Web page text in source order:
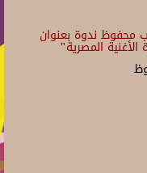
محفوظ ندوة بعنوان
المصرية"